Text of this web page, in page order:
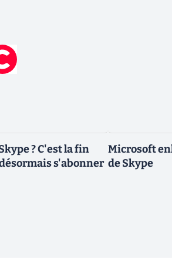
? C'est la fin
s'abonner
Microsoft
de Skype